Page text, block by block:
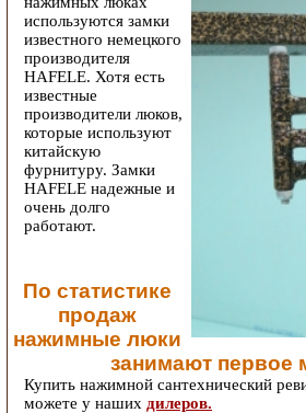
используются замки
известного немецкого
производителя
HAFELE. Хотя есть
известные
производители люков,
которые используют
китайскую
фурнитуру. Замки
HAFELE надежные и
очень долго
работают.
По статистике
продаж
нажимные люки
занимают первое
Купить нажимной сантехнический
можете у наших дилеров.